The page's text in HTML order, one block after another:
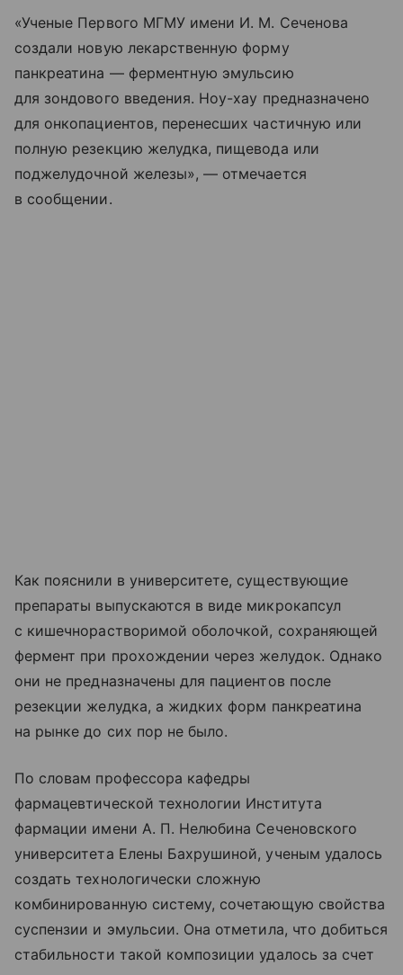
«Ученые Первого МГМУ имени И. М. Сеченова
создали новую лекарственную форму
панкреатина — ферментную эмульсию
для зондового введения. Ноу-хау предназначено
для онкопациентов, перенесших частичную или
полную резекцию желудка, пищевода или
поджелудочной железы», — отмечается
в сообщении.
Как пояснили в университете, существующие
препараты выпускаются в виде микрокапсул
с кишечнорастворимой оболочкой, сохраняющей
фермент при прохождении через желудок. Однако
они не предназначены для пациентов после
резекции желудка, а жидких форм панкреатина
на рынке до сих пор не было.
По словам профессора кафедры
фармацевтической технологии Института
фармации имени А. П. Нелюбина Сеченовского
университета Елены Бахрушиной, ученым удалось
создать технологически сложную
комбинированную систему, сочетающую свойства
суспензии и эмульсии. Она отметила, что добиться
стабильности такой композиции удалось за счет